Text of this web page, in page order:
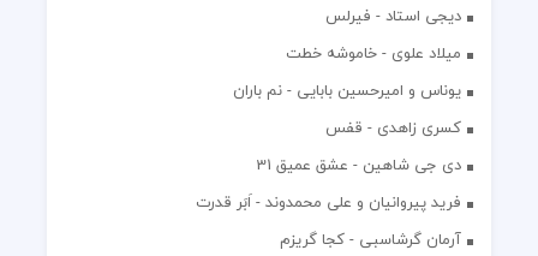
دیجی استاد - فیرلس
میلاد علوی - خاموشه خطت
یوناس و امیرحسین بابایی - نم باران
کسری زاهدی - قفس
دی جی شاهین - عشق عمیق 31
فرید پیروانیان و علی محمدوند - اَبَر قدرت
آرمان گرشاسبی - کجا گریزم